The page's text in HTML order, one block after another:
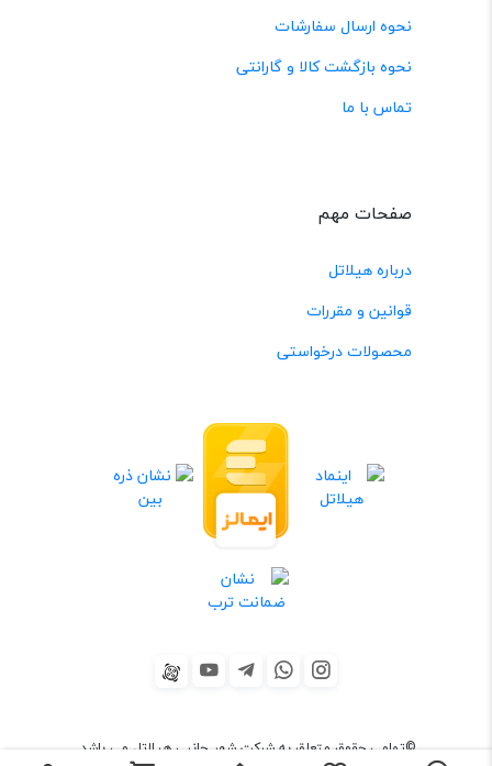
نحوه ارسال سفارشات
نحوه بازگشت کالا و گارانتی
تماس با ما
صفحات مهم
درباره هیلاتل
قوانین و مقررات
محصولات درخواستی
©تمامی حقوق متعلق به شرکت شهر جانبی هیلاتل می باشد.